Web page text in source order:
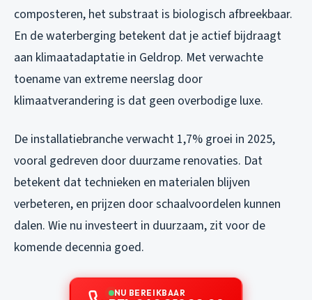
composteren, het substraat is biologisch afbreekbaar.
En de waterberging betekent dat je actief bijdraagt
aan klimaatadaptatie in Geldrop. Met verwachte
toename van extreme neerslag door
klimaatverandering is dat geen overbodige luxe.
De installatiebranche verwacht 1,7% groei in 2025,
vooral gedreven door duurzame renovaties. Dat
betekent dat technieken en materialen blijven
verbeteren, en prijzen door schaalvoordelen kunnen
dalen. Wie nu investeert in duurzaam, zit voor de
komende decennia goed.
NU BEREIKBAAR